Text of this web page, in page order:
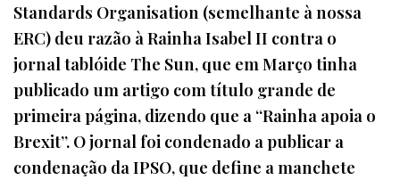
Standards Organisation (semelhante à nossa
ERC) deu razão à Rainha Isabel II contra o
jornal tablóide The Sun, que em Março tinha
publicado um artigo com título grande de
primeira página, dizendo que a “Rainha apoia o
Brexit”. O jornal foi condenado a publicar a
condenação da IPSO, que define a manchete